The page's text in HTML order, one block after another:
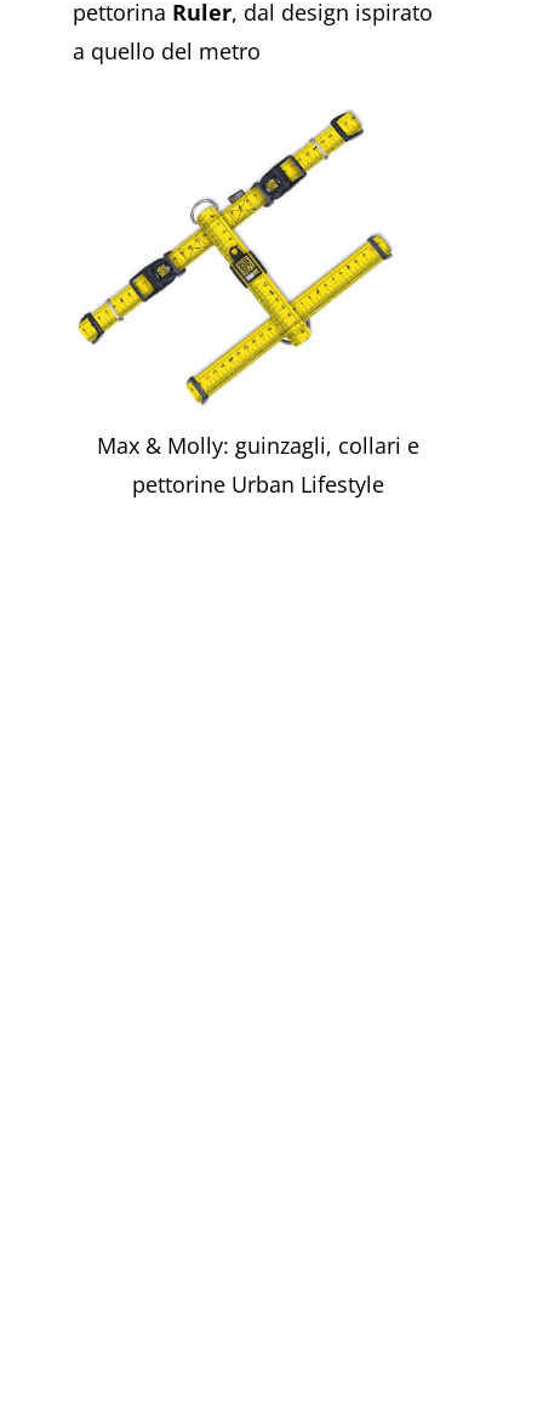
pettorina Ruler, dal design ispirato
a quello del metro
Max & Molly: guinzagli, collari e
pettorine Urban Lifestyle